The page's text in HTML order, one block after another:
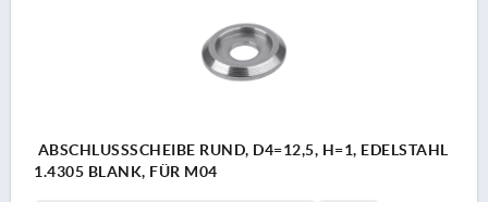
ABSCHLUSSSCHEIBE RUND, D4=12,5, H=1, EDELSTAHL
1.4305 BLANK, FÜR M04